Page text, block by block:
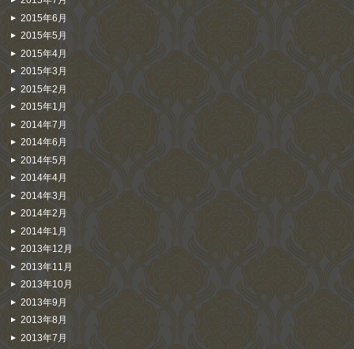
2015年6月
2015年5月
2015年4月
2015年3月
2015年2月
2015年1月
2014年7月
2014年6月
2014年5月
2014年4月
2014年3月
2014年2月
2014年1月
2013年12月
2013年11月
2013年10月
2013年9月
2013年8月
2013年7月